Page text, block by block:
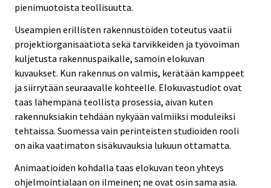
pienimuotoista teollisuutta.
Useampien erillisten rakennustöiden toteutus vaatii
projektiorganisaatiota sekä tarvikkeiden ja työvoiman
kuljetusta rakennuspaikalle, samoin elokuvan
kuvaukset. Kun rakennus on valmis, kerätään kamppeet
ja siirrytään seuraavalle kohteelle. Elokuvastudiot ovat
taas lähempänä teollista prosessia, aivan kuten
rakennuksiakin tehdään nykyään valmiiksi moduleiksi
tehtaissa. Suomessa vain perinteisten studioiden rooli
on aika vaatimaton sisäkuvauksia lukuun ottamatta.
Animaatioiden kohdalla taas elokuvan teon yhteys
ohjelmointialaan on ilmeinen; ne ovat osin sama asia.